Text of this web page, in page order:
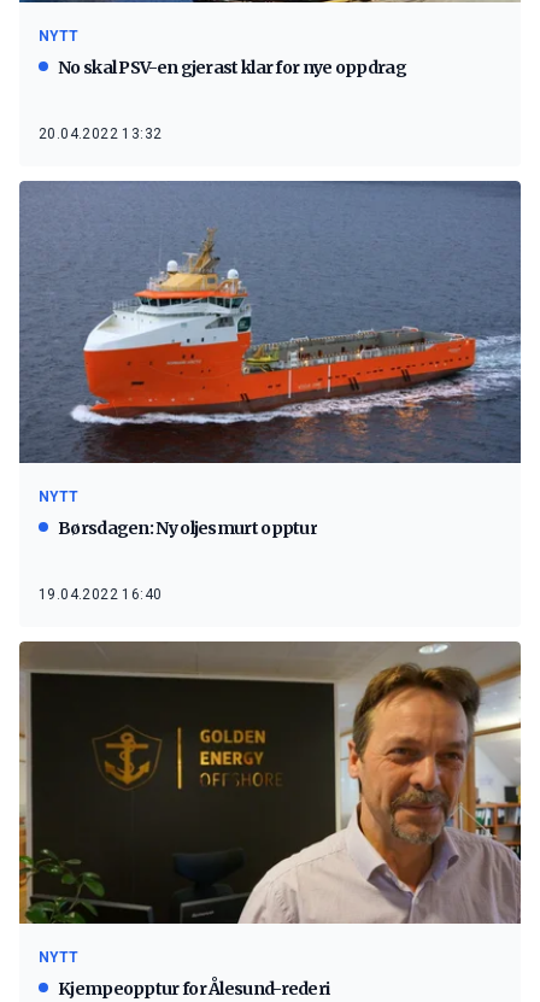
NYTT
No skal PSV-en gjerast klar for nye oppdrag
20.04.2022 13:32
NYTT
Børsdagen: Ny oljesmurt opptur
19.04.2022 16:40
NYTT
Kjempeopptur for Ålesund-rederi